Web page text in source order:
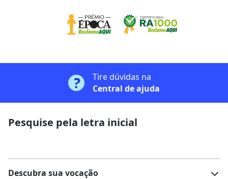
Tire dúvidas na
Central de ajuda
Pesquise pela letra inicial
Descubra sua vocação